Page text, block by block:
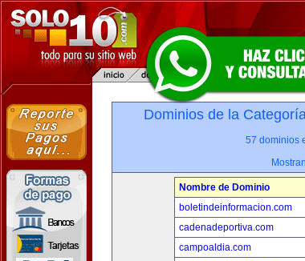
Dominios de la
57 dominios
Nombre de Dominio
boletindeinformacion.com
cadenadeportiva.com
campoaldia.com